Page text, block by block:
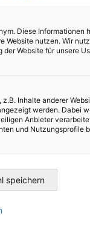
Diese Informationen
Website nutzen. Wir
Website für unsere
Inhalte anderer
werden. Dabei
Anbieter
und Nutzungsprofile
speichern